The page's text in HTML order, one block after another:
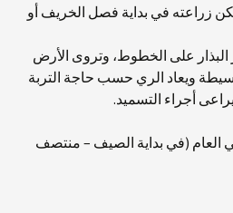
زراعته في بداية فصل الخريف أو
على الخطوط، وتروى الأرض
بسيطة ويعاد الري حسب حاجة التربة
أجراء التسميد.
العام (في بداية الصيف – منتصف